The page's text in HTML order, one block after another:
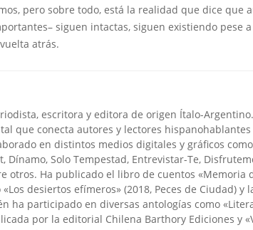
pero sobre todo, está la realidad que dice que
siguen intactas, siguen existiendo pese
atrás.
escritora y editora de origen Ítalo-
que conecta autores y lectores
en distintos medios digitales y gráficos
Dínamo, Solo Tempestad, Entrevistar-Te,
otros. Ha publicado el libro de cuentos «Memoria
desiertos efímeros» (2018, Peces de Ciudad) y
ha participado en diversas antologías como
por la editorial Chilena Barthory Ediciones y